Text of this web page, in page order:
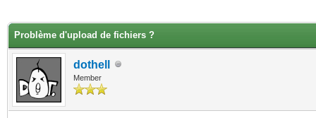
Problème d'upload de fichiers ?
dothell
Member